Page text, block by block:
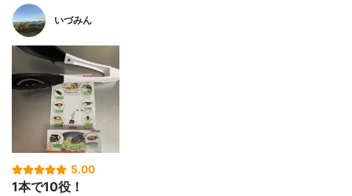
いづみん
5.00
1本で10役！